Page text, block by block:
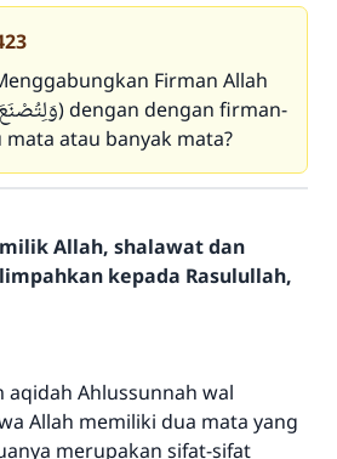
Firman Allah
mata atau banyak mata?
Allah, shalawat dan
kepada Rasulullah,
aqidah Ahlussunnah wal
Allah memiliki dua mata yang
merupakan sifat-sifat